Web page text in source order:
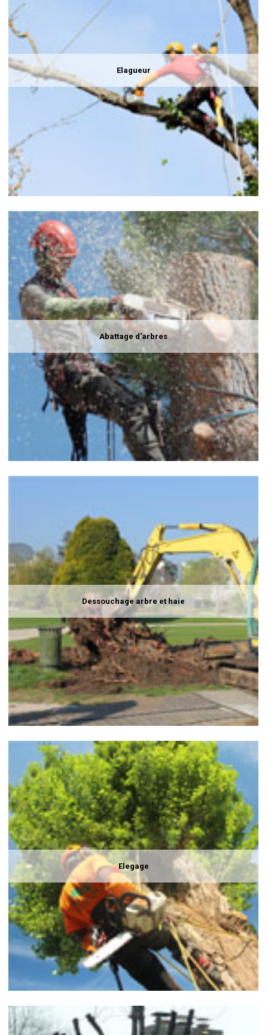
Elagueur
Abattage d'arbres
Dessouchage arbre et haie
Elegage